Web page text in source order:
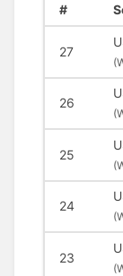
#
27
(
26
(
25
(
24
(
23
(